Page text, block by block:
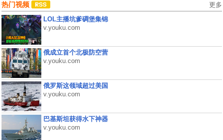
热门视频 更多
LOL主播坑爹碉堡集锦
v.youku.com
俄成立首个北极防空营
v.youku.com
俄罗斯这领域超过美国
v.youku.com
巴基斯坦获得水下神器
v.youku.com